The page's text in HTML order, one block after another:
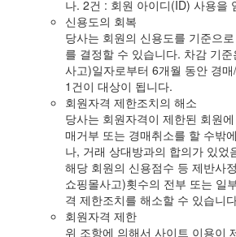
나. 2건 : 회원 아이디(ID) 사용을
신용도의 회복
당사는 회원의 신용도를 기준으
를 결정할 수 있습니다. 차감 기
사고)일자로부터 6개월 동안 경
1건이 대상이 됩니다.
회원자격 제한조치의 해소
당사는 회원자격이 제한된 회원
매거부 또는 경매취소를 할 수밖
나, 거래 상대방과의 합의가 있었
해당 회원의 신용점수 등 제반사
쇼핑몰사고)횟수의 전부 또는 일
격 제한조치를 해소할 수 있습니
회원자격 제한
위 조항에 의해서 사이트 이용이